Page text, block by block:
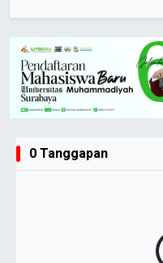
0 Tanggapan